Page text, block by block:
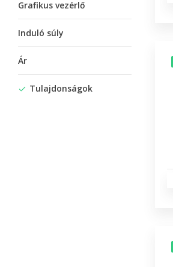
Grafikus vezérlő
Induló súly
Ár
Tulajdonságok